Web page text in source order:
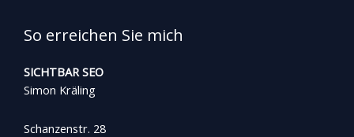
So erreichen Sie mich
SICHTBAR SEO
Simon Kräling
Schanzenstr. 28